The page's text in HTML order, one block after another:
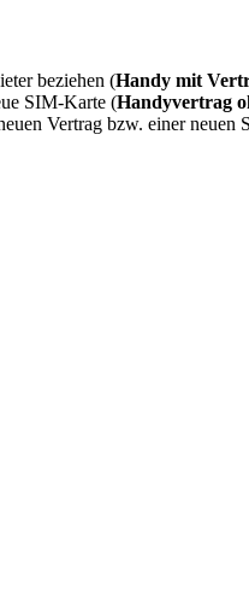
beziehen (Handy mit
SIM-Karte (Handyvertrag
Vertrag bzw. einer neuen